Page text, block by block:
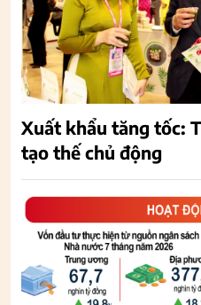
Xuất khẩu tăng tốc:
tạo thế chủ động